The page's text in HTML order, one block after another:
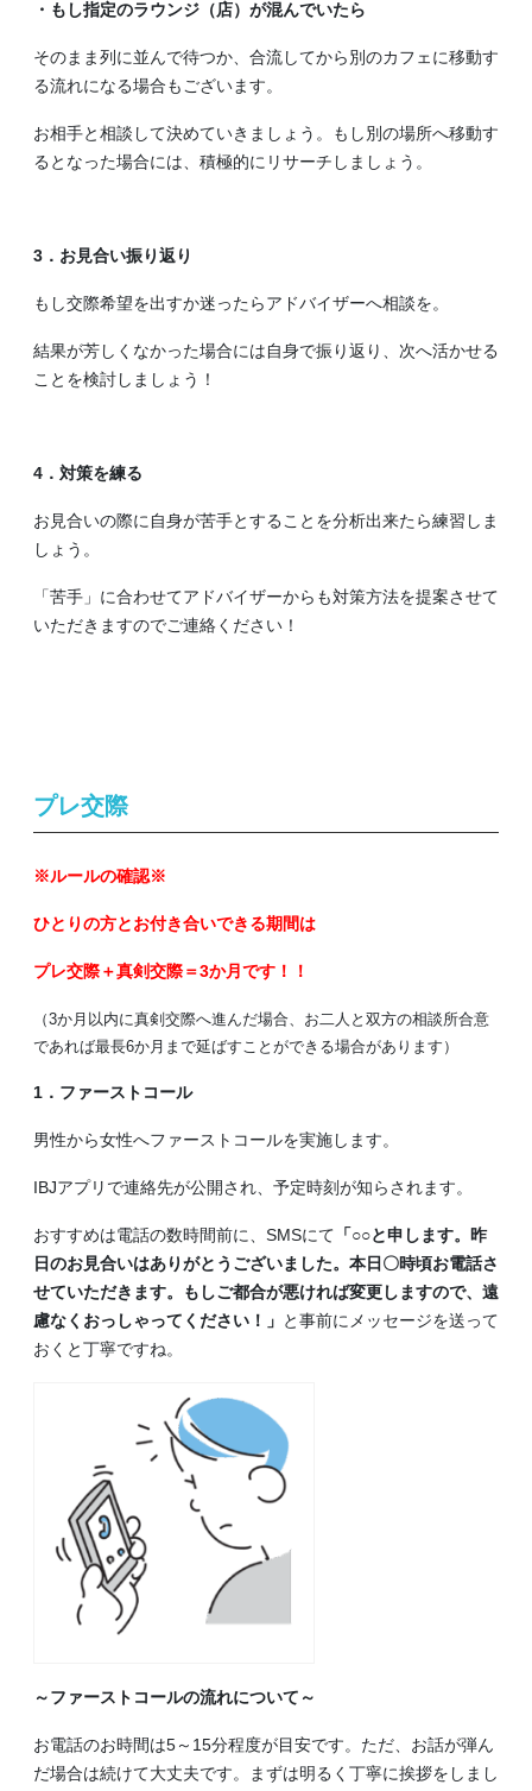
・もし指定のラウンジ（店）が混んでいたら
そのまま列に並んで待つか、合流してから別のカフェに移動す
る流れになる場合もございます。
お相手と相談して決めていきましょう。もし別の場所へ移動す
るとなった場合には、積極的にリサーチしましょう。
3．お見合い振り返り
もし交際希望を出すか迷ったらアドバイザーへ相談を。
結果が芳しくなかった場合には自身で振り返り、次へ活かせる
ことを検討しましょう！
4．対策を練る
お見合いの際に自身が苦手とすることを分析出来たら練習しま
しょう。
「苦手」に合わせてアドバイザーからも対策方法を提案させて
いただきますのでご連絡ください！
プレ交際
※ルールの確認※
ひとりの方とお付き合いできる期間は
プレ交際＋真剣交際＝3か月です！！
（3か月以内に真剣交際へ進んだ場合、お二人と双方の相談所合意
であれば最長6か月まで延ばすことができる場合があります）
1．ファーストコール
男性から女性へファーストコールを実施します。
IBJアプリで連絡先が公開され、予定時刻が知らされます。
おすすめは電話の数時間前に、SMSにて 「○○と申します。昨
日のお見合いはありがとうございました。本日〇時頃お電話さ
せていただきます。もしご都合が悪ければ変更しますので、遠
慮なくおっしゃってください！」 と事前にメッセージを送って
おくと丁寧ですね。
～ファーストコールの流れについて～
お電話のお時間は5～15分程度が目安です。ただ、お話が弾ん
だ場合は続けて大丈夫です。まずは明るく丁寧に挨拶をしまし